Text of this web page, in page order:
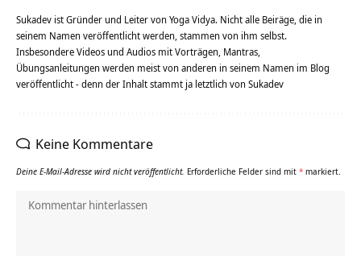
Sukadev ist Gründer und Leiter von Yoga Vidya. Nicht alle Beiräge, die in
seinem Namen veröffentlicht werden, stammen von ihm selbst.
Insbesondere Videos und Audios mit Vorträgen, Mantras,
Übungsanleitungen werden meist von anderen in seinem Namen im Blog
veröffentlicht - denn der Inhalt stammt ja letztlich von Sukadev
Keine Kommentare
Deine E-Mail-Adresse wird nicht veröffentlicht. Erforderliche Felder sind mit * markiert.